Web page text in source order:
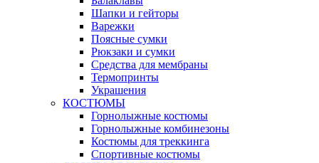
Шапки и гейторы
Варежки
Поясные сумки
Рюкзаки и сумки
Средства для мембраны
Термопринты
Украшения
КОСТЮМЫ
Горнолыжные костюмы
Горнолыжные комбинезоны
Костюмы для треккинга
Спортивные костюмы